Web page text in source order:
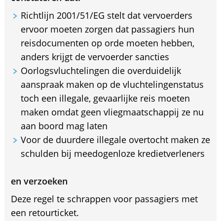
Richtlijn 2001/51/EG stelt dat vervoerders
ervoor moeten zorgen dat passagiers hun
reisdocumenten op orde moeten hebben,
anders krijgt de vervoerder sancties
Oorlogsvluchtelingen die overduidelijk
aanspraak maken op de vluchtelingenstatus
toch een illegale, gevaarlijke reis moeten
maken omdat geen vliegmaatschappij ze nu
aan boord mag laten
Voor de duurdere illegale overtocht maken ze
schulden bij meedogenloze kredietverleners
en verzoeken
Deze regel te schrappen voor passagiers met
een retourticket.